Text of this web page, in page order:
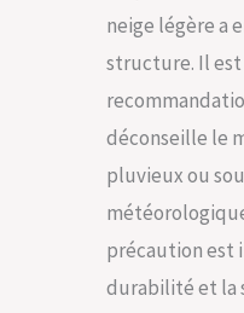
neige légère a
structure. Il est
déconseille le
pluvieux ou
précaution est
durabilité et la